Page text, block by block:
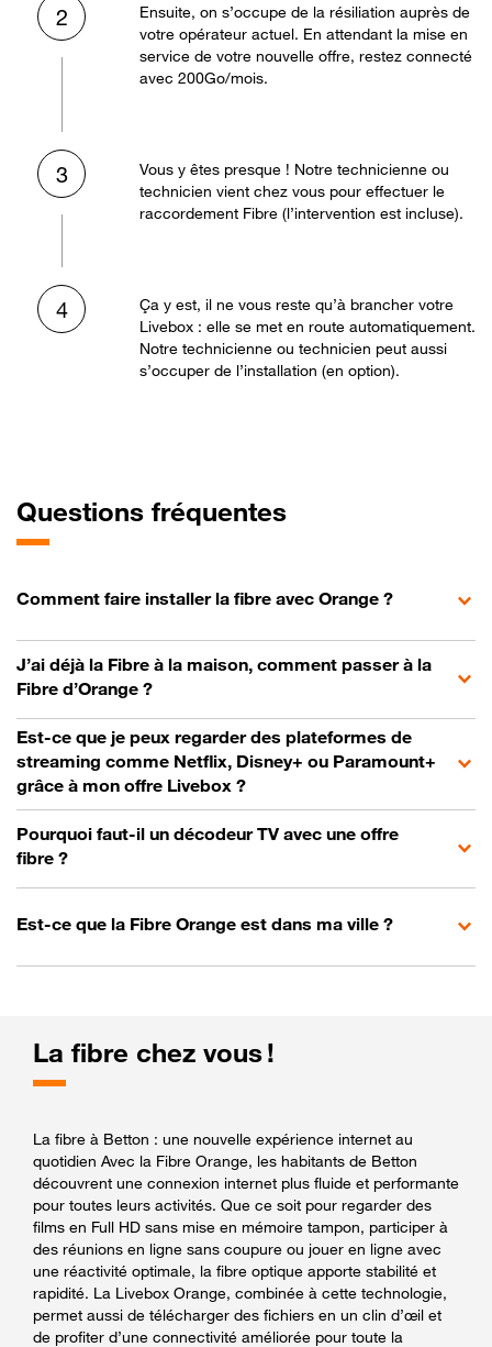
2
Ensuite, on s’occupe de la résiliation auprès de
votre opérateur actuel. En attendant la mise en
service de votre nouvelle offre, restez connecté
avec 200Go/mois.
3
Vous y êtes presque ! Notre technicienne ou
technicien vient chez vous pour effectuer le
raccordement Fibre (l’intervention est incluse).
4
Ça y est, il ne vous reste qu’à brancher votre
Livebox : elle se met en route automatiquement.
Notre technicienne ou technicien peut aussi
s’occuper de l’installation (en option).
Questions fréquentes
Comment faire installer la fibre avec Orange ?
J’ai déjà la Fibre à la maison, comment passer à la
Fibre d’Orange ?
Est-ce que je peux regarder des plateformes de
streaming comme Netflix, Disney+ ou Paramount+
grâce à mon offre Livebox ?
Pourquoi faut-il un décodeur TV avec une offre
fibre ?
Est-ce que la Fibre Orange est dans ma ville ?
La fibre chez vous !
La fibre à Betton : une nouvelle expérience internet au
quotidien Avec la Fibre Orange, les habitants de Betton
découvrent une connexion internet plus fluide et performante
pour toutes leurs activités. Que ce soit pour regarder des
films en Full HD sans mise en mémoire tampon, participer à
des réunions en ligne sans coupure ou jouer en ligne avec
une réactivité optimale, la fibre optique apporte stabilité et
rapidité. La Livebox Orange, combinée à cette technologie,
permet aussi de télécharger des fichiers en un clin d’œil et
de profiter d’une connectivité améliorée pour toute la